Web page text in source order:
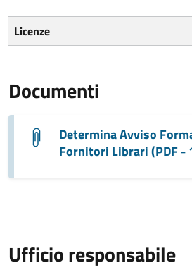
Licenze
Documenti
Determina Avviso
Fornitori Librari (PDF -
Ufficio responsabile